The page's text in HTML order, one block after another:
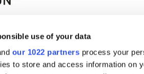
use of your data
our 1022 partners process your
to store and access information on